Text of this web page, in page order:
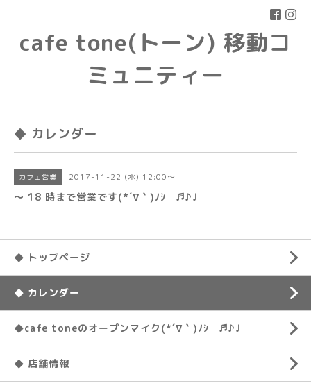
cafe tone(トーン) 移動コ
ミュニティー
◆ カレンダー
カフェ営業 2017-11-22 (水) 12:00～
〜 18 時まで営業です(*´∇｀)ﾉｼ ♬♪♩
◆ トップページ
◆ カレンダー
◆cafe toneのオープンマイク(*´∇｀)ﾉｼ ♬♪♩
◆ 店舗情報